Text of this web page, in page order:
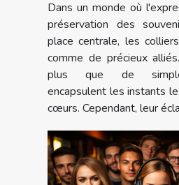
Dans un monde où
préservation des
place centrale, les
comme de précieux
plus que de
encapsulent les instants
cœurs. Cependant, leur